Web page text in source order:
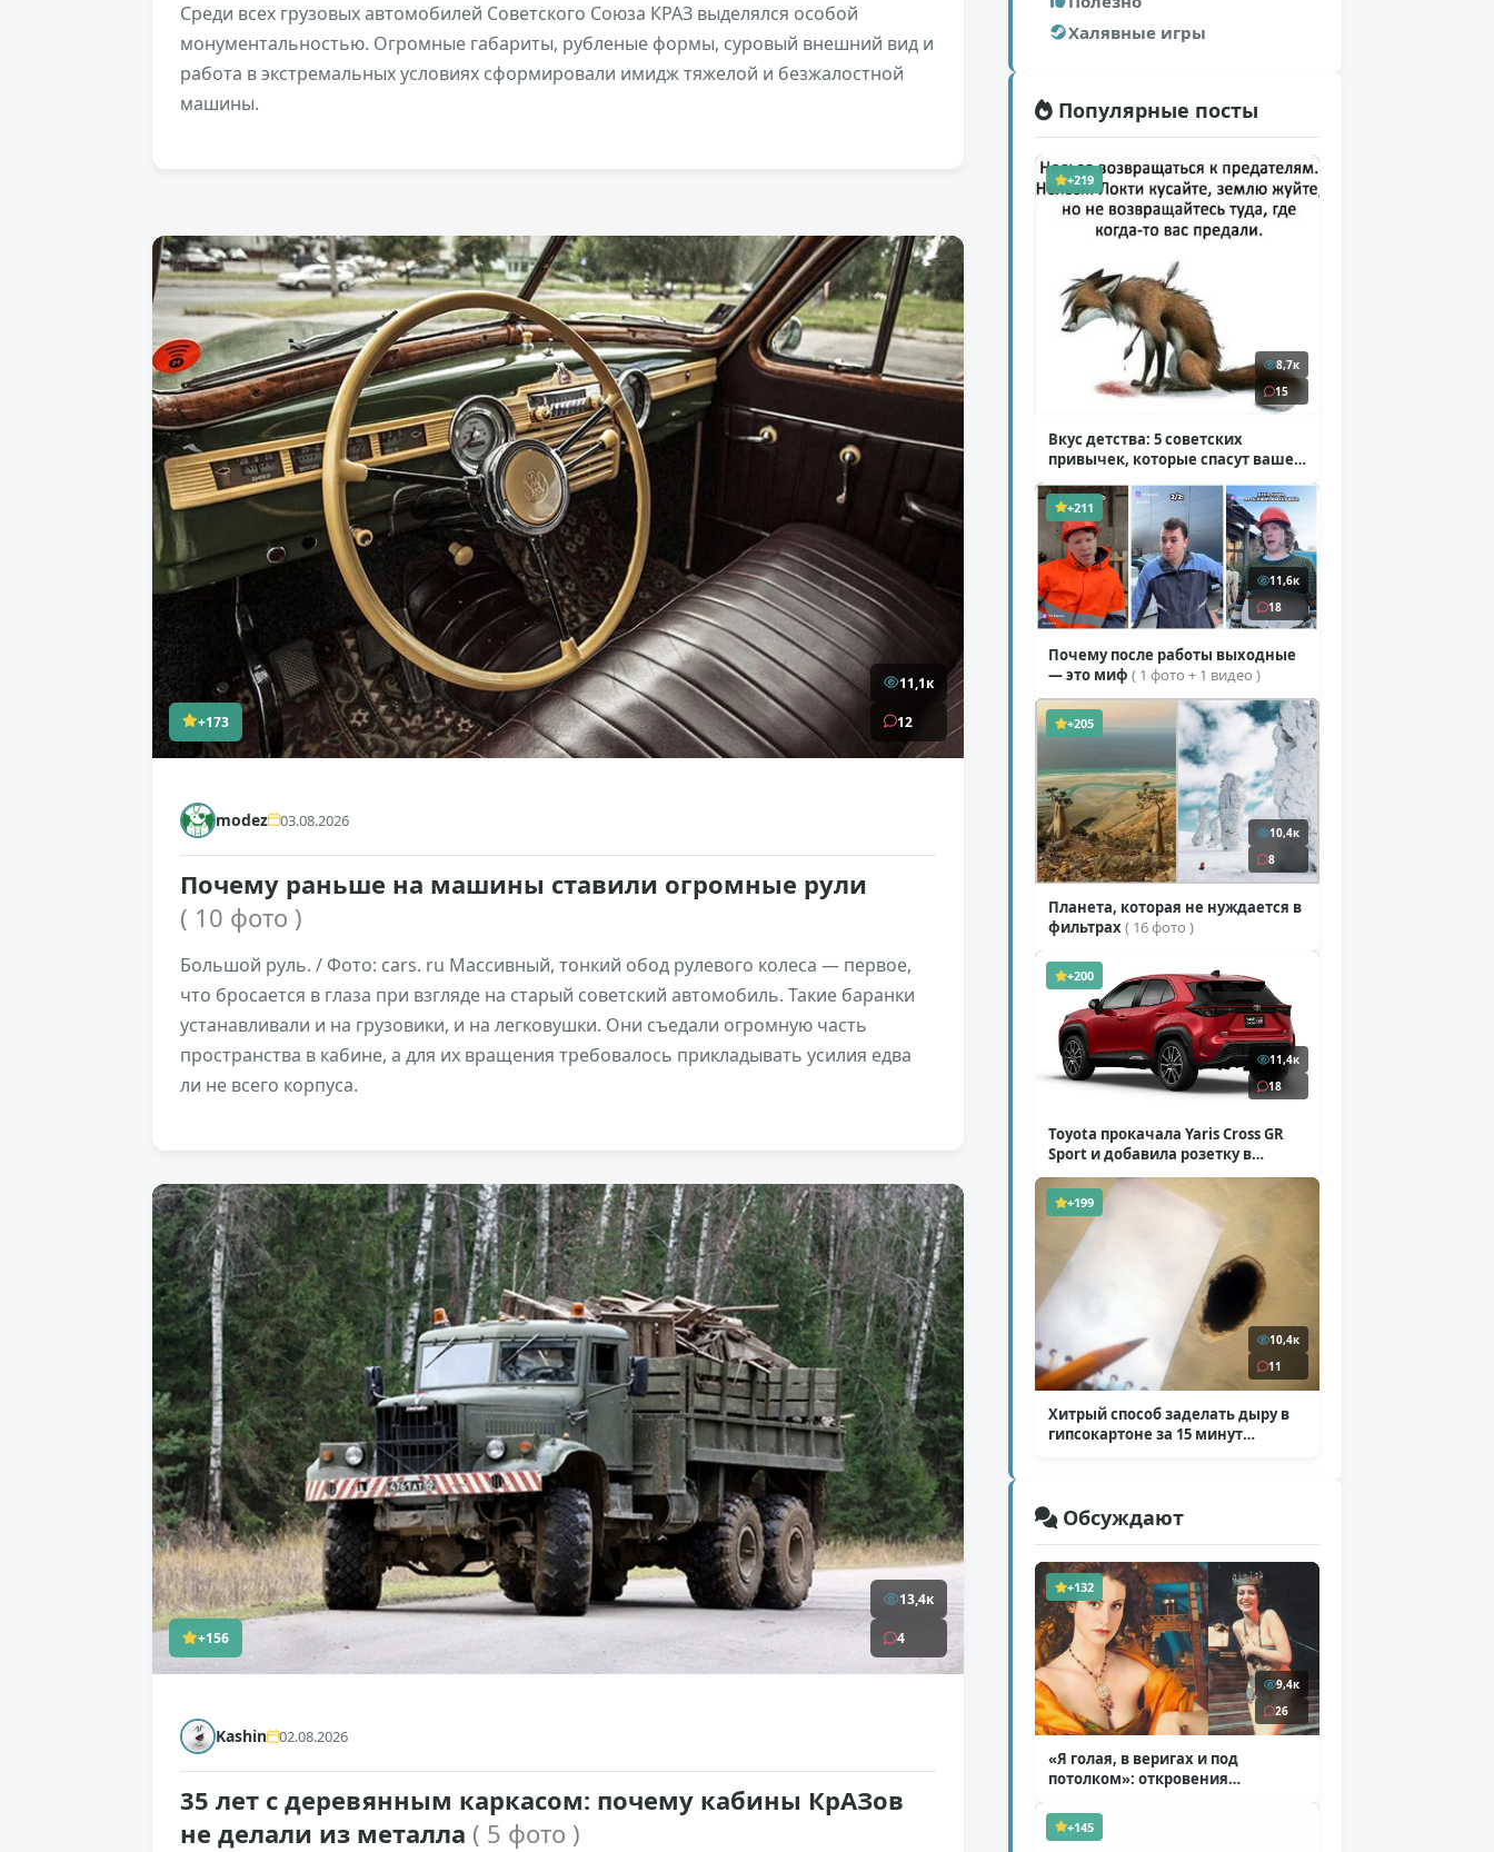
Среди всех грузовых автомобилей Советского Союза КРАЗ выделялся особой
монументальностью. Огромные габариты, рубленые формы, суровый внешний вид и
работа в экстремальных условиях сформировали имидж тяжелой и безжалостной
машины.
+173
11,1к
12
modez 03.08.2026
Почему раньше на машины ставили огромные рули
( 10 фото )
Большой руль. / Фото: cars. ru Массивный, тонкий обод рулевого колеса — первое,
что бросается в глаза при взгляде на старый советский автомобиль. Такие баранки
устанавливали и на грузовики, и на легковушки. Они съедали огромную часть
пространства в кабине, а для их вращения требовалось прикладывать усилия едва
ли не всего корпуса.
+156
13,4к
4
Kashin 02.08.2026
35 лет с деревянным каркасом: почему кабины КрАЗов
не делали из металла ( 5 фото )
Халявные игры
Популярные посты
+219
8,7к
15
Вкус детства: 5 советских
привычек, которые спасут ваше
+211
11,6к
18
Почему после работы выходные
— это миф ( 1 фото + 1 видео )
+205
10,4к
8
Планета, которая не нуждается в
фильтрах( 16 фото )
+200
11,4к
18
Toyota прокачала Yaris Cross GR
Sport и добавила розетку в
Harrier( 5 фото )
+199
10,4к
11
Хитрый способ заделать дыру в
гипсокартоне за 15 минут
Обсуждают
+132
9,4к
26
«Я голая, в веригах и под
потолком»: откровения
( 11 фото )
+145